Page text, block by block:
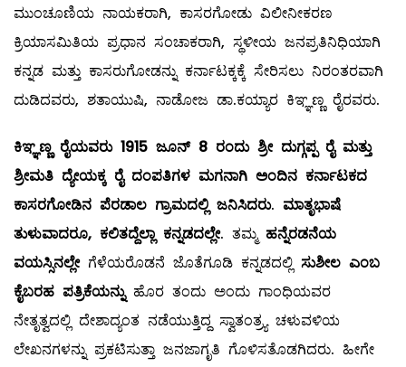
ಮುಂಚೂಣಿಯ ನಾಯಕರಾಗಿ, ಕಾಸರಗೋಡು ವಿಲೀನೀಕರಣ
ಕ್ರಿಯಾಸಮಿತಿಯ ಪ್ರಧಾನ ಸಂಚಾಕರಾಗಿ, ಸ್ಥಳೀಯ ಜನಪ್ರತಿನಿಧಿಯಾಗಿ
ಕನ್ನಡ ಮತ್ತು ಕಾಸರುಗೋಡನ್ನು ಕರ್ನಾಟಕ್ಕಕ್ಕೆ ಸೇರಿಸಲು ನಿರಂತರವಾಗಿ
ದುಡಿದವರು, ಶತಾಯುಷಿ, ನಾಡೋಜ ಡಾ.ಕಯ್ಯಾರ ಕಿಞ್ಞಣ್ಣ ರೈರವರು.
ಕಿಞ್ಞಣ್ಣ ರೈಯವರು 1915 ಜೂನ್ 8 ರಂದು ಶ್ರೀ ದುಗ್ಗಪ್ಪ ರೈ ಮತ್ತು
ಶ್ರೀಮತಿ ದ್ಯೇಯಕ್ಕ ರೈ ದಂಪತಿಗಳ ಮಗನಾಗಿ ಅಂದಿನ ಕರ್ನಾಟಕದ
ಕಾಸರಗೋಡಿನ ಪೆರಡಾಲ ಗ್ರಾಮದಲ್ಲಿ ಜನಿಸಿದರು. ಮಾತೃಭಾಷೆ
ತುಳುವಾದರೂ, ಕಲಿತದ್ದೆಲ್ಲಾ ಕನ್ನಡದಲ್ಲೇ. ತಮ್ಮ ಹನ್ನೆರಡನೆಯ
ವಯಸ್ಸಿನಲ್ಲೇಗೆಳೆಯರೊಡನೆ ಜೊತೆಗೂಡಿ ಕನ್ನಡದಲ್ಲಿ ಸುಶೀಲ ಎಂಬ
ಕೈಬರಹ ಪತ್ರಿಕೆಯನ್ನುಹೊರ ತಂದು ಅಂದು ಗಾಂಧಿಯವರ
ನೇತೃತ್ವದಲ್ಲಿ ದೇಶಾದ್ಯಂತ ನಡೆಯುತ್ತಿದ್ದ ಸ್ವಾತಂತ್ರ್ಯ ಚಳುವಳಿಯ
ಲೇಖನಗಳನ್ನು ಪ್ರಕಟಿಸುತ್ತಾ ಜನಜಾಗೃತಿ ಗೊಳಿಸತೊಡಗಿದರು. ಹೀಗೇ